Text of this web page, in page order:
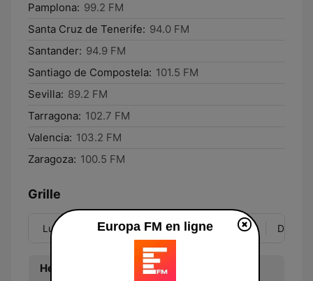
Pamplona: 99.2 FM
Santa Cruz de Tenerife: 94.0 FM
Santander: 94.9 FM
Santiago de Compostela: 101.5 FM
Sevilla: 89.2 FM
Tarragona: 102.7 FM
Valencia: 103.2 FM
Zaragoza: 100.5 FM
Grille
Lun Mar Mer Jeu Ven Sam Dim
Heure Programme
Europa FM en ligne